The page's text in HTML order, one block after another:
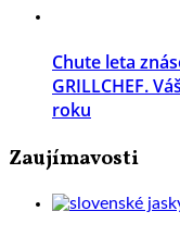
Chute leta
GRILLCHEF.
roku
Zaujímavosti